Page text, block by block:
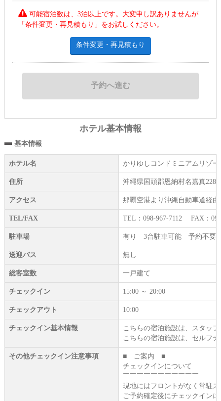
可能宿泊数は、3泊以上です。大変申し訳ありませんが
「条件変更・再見積もり」をお試しください。
条件変更・再見積もり
ホテル基本情報
基本情報
ホテル名 かりゆしコンドミニアムリゾ
住所 沖縄県国頭郡恩納村名嘉真
アクセス 那覇空港より沖縄自動車道経
TEL/FAX TEL：098-967-7112 FAX：
駐車場 有り 3台駐車可能 予約不要
送迎バス 無し
総客室数 一戸建て
チェックイン 15:00 ～ 20:00
チェックアウト 10:00
チェックイン基本情報
こちらの宿泊施設は、スタッ
こちらの宿泊施設は、セルフ
その他チェックイン注意事項
■ ご案内 ■
チェックインについて
￣￣￣￣￣￣￣￣￣￣￣
現地にはフロントがなく常駐
ご予約確定後にチェックイン